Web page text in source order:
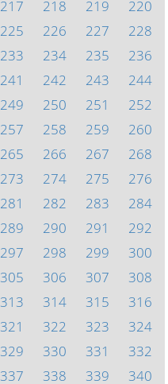
217 218 219
220
225 226 227
228
233 234 235
236
241 242 243
244
249 250 251
252
257 258 259
260
265 266 267
268
273 274 275
276
281 282 283
284
289 290 291
292
297 298 299
300
305 306 307
308
313 314 315
316
321 322 323
324
329 330 331
332
337 338 339
340